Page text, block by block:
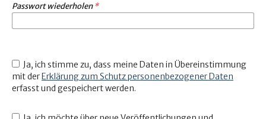
Passwort wiederholen*
mit derErklärung zum Schutz personenbezogener Daten
erfasst und gespeichert werden.